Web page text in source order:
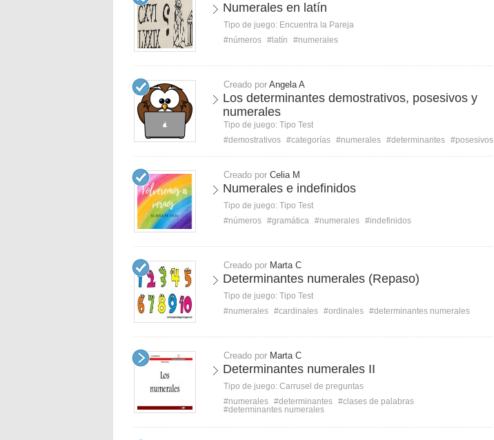
Numerales en latín
Tipo de juego: Encuentra la Pareja
#números #latín #numerales
Creado por Angela A
Los determinantes demostrativos, posesivos y
numerales
Tipo de juego: Tipo Test
#demostrativos #categorías #numerales #determinantes #posesivos
Creado por Celia M
Numerales e indefinidos
Tipo de juego: Tipo Test
#números #gramática #numerales #indefinidos
Creado por Marta C
Determinantes numerales (Repaso)
Tipo de juego: Tipo Test
#numerales #cardinales #ordinales #determinantes numerales
Creado por Marta C
Determinantes numerales II
Tipo de juego: Carrusel de preguntas
#numerales #determinantes #clases de palabras
#determinantes numerales